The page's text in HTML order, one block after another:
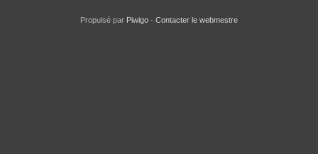
Propulsé par Piwigo - Contacter le webmestre